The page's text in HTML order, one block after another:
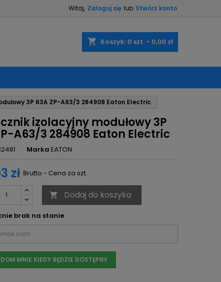
Witaj, Zaloguj się lub Stwórz konto
shopping_cart Koszyk: 0 szt. - 0,00 zł
3P 63A ZP-A63/3 284908 Eaton Electric
izolacyjny modułowy 3P
A63/3 284908 Eaton Electric
Marka EATON
zł Brutto - Cena za szt.
 Dodaj do koszyka
brak na stanie
MNIE KIEDY BĘDZIE DOSTĘPNY